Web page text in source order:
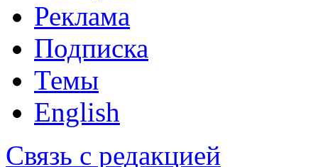
Реклама
Подписка
Темы
English
Связь с редакцией